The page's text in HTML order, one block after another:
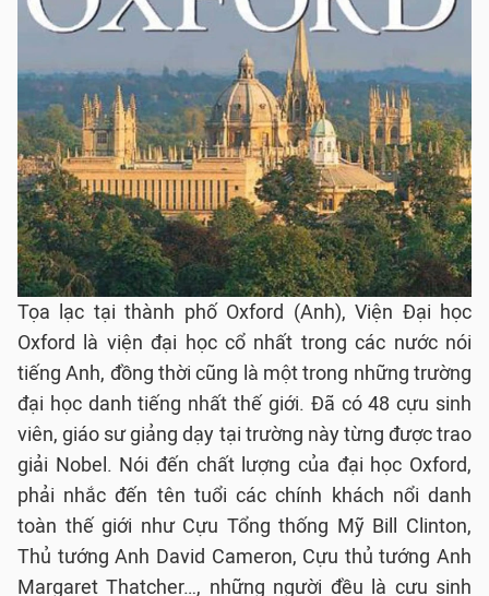
Tọa lạc tại thành phố Oxford (Anh), Viện Đại học
Oxford là viện đại học cổ nhất trong các nước nói
tiếng Anh, đồng thời cũng là một trong những trường
đại học danh tiếng nhất thế giới. Đã có 48 cựu sinh
viên, giáo sư giảng dạy tại trường này từng được trao
giải Nobel. Nói đến chất lượng của đại học Oxford,
phải nhắc đến tên tuổi các chính khách nổi danh
toàn thế giới như Cựu Tổng thống Mỹ Bill Clinton,
Thủ tướng Anh David Cameron, Cựu thủ tướng Anh
Margaret Thatcher…, những người đều là cựu sinh